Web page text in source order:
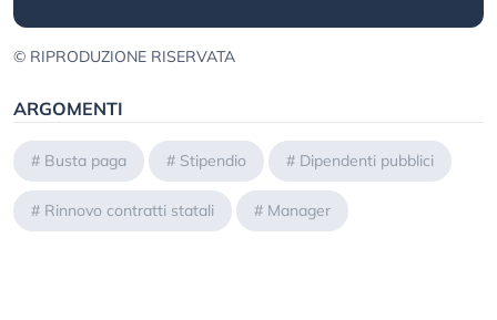
© RIPRODUZIONE RISERVATA
ARGOMENTI
# Busta paga # Stipendio # Dipendenti pubblici
# Rinnovo contratti statali # Manager